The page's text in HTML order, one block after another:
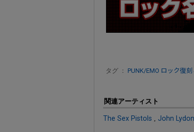
タグ ： PUNK/EMO ロック復刻
関連アーティスト
The Sex Pistols John Lydon